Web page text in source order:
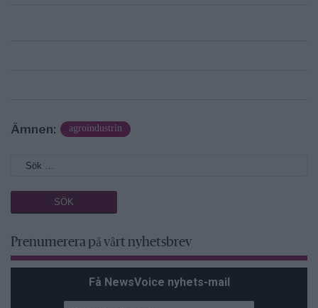
Ämnen: agroindustrin
Prenumerera på vårt nyhetsbrev
Få NewsVoice nyhets-mail